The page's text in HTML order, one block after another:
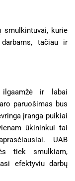
kurie
tačiau ir
ir labai
paruošimas bus
įranga puikiai
ūkininkui tai
UAB
tiek smulkiam,
efektyviu darbų